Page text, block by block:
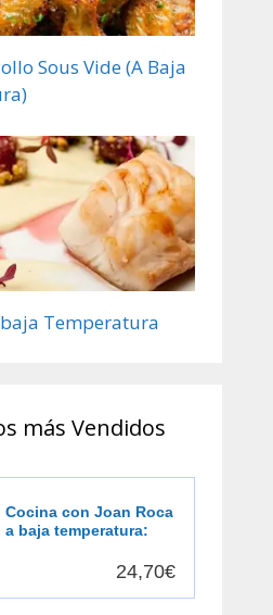
Sous Vide (A Baja
Temperatura
más Vendidos
Cocina con Joan Roca
a baja temperatura:
de cocinar más
saludable [Español]
24,70€